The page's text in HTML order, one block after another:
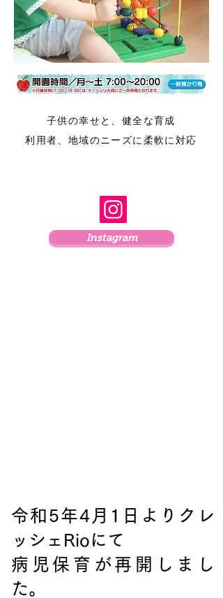
子供の幸せと、健全な育成
​利用者、地域のニーズに柔軟に対応
Instagram
令和5年4月1日よりクレ
ッシェRioにて
病児保育が再開しまし
た。